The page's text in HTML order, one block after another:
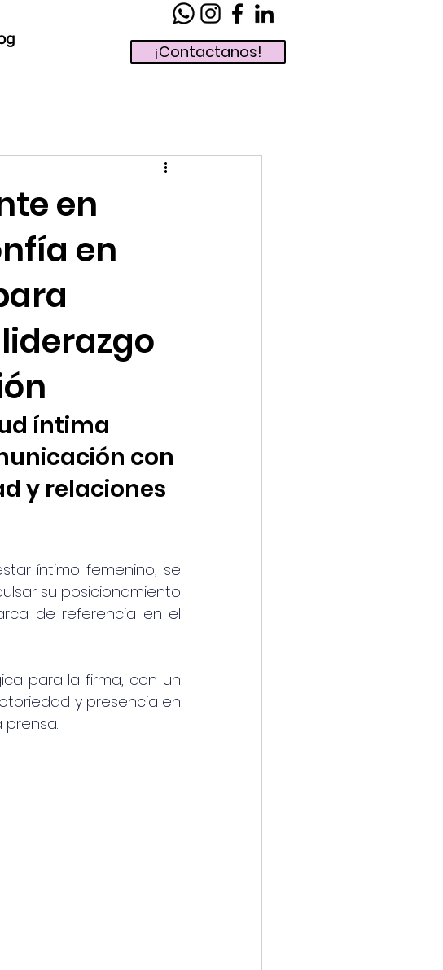
¡Contactanos!
en
en
íntima
con
y relaciones
íntimo femenino, se
su posicionamiento
de referencia en el
para la firma, con un
y presencia en